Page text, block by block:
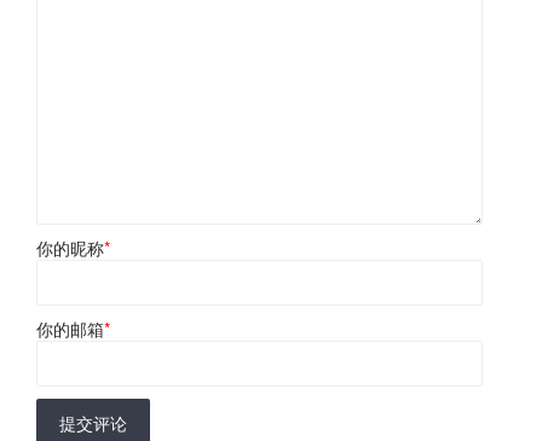
你的昵称*
你的邮箱*
提交评论